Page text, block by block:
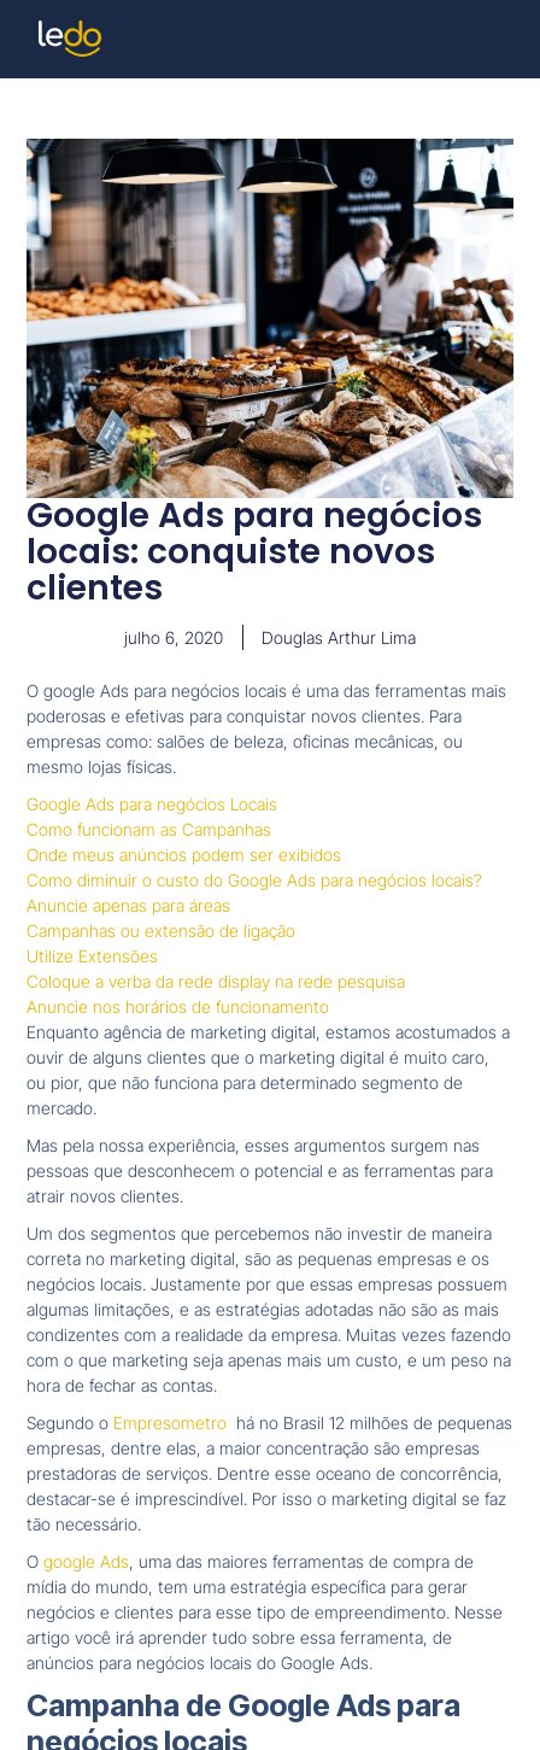
Google Ads para negócios
locais: conquiste novos
clientes
julho 6, 2020 Douglas Arthur Lima
O google Ads para negócios locais é uma das ferramentas mais
poderosas e efetivas para conquistar novos clientes. Para
empresas como: salões de beleza, oficinas mecânicas, ou
mesmo lojas físicas.
Google Ads para negócios Locais
Como funcionam as Campanhas
Onde meus anúncios podem ser exibidos
Como diminuir o custo do Google Ads para negócios locais?
Anuncie apenas para áreas
Campanhas ou extensão de ligação
Utilize Extensões
Coloque a verba da rede display na rede pesquisa
Anuncie nos horários de funcionamento
Enquanto agência de marketing digital, estamos acostumados a
ouvir de alguns clientes que o marketing digital é muito caro,
ou pior, que não funciona para determinado segmento de
mercado.
Mas pela nossa experiência, esses argumentos surgem nas
pessoas que desconhecem o potencial e as ferramentas para
atrair novos clientes.
Um dos segmentos que percebemos não investir de maneira
correta no marketing digital, são as pequenas empresas e os
negócios locais. Justamente por que essas empresas possuem
algumas limitações, e as estratégias adotadas não são as mais
condizentes com a realidade da empresa. Muitas vezes fazendo
com o que marketing seja apenas mais um custo, e um peso na
hora de fechar as contas.
Segundo o Empresometro há no Brasil 12 milhões de pequenas
empresas, dentre elas, a maior concentração são empresas
prestadoras de serviços. Dentre esse oceano de concorrência,
destacar-se é imprescindível. Por isso o marketing digital se faz
tão necessário.
Ogoogle Ads, uma das maiores ferramentas de compra de
mídia do mundo, tem uma estratégia específica para gerar
negócios e clientes para esse tipo de empreendimento. Nesse
artigo você irá aprender tudo sobre essa ferramenta, de
anúncios para negócios locais do Google Ads.
Campanha de Google Ads para
negócios locais